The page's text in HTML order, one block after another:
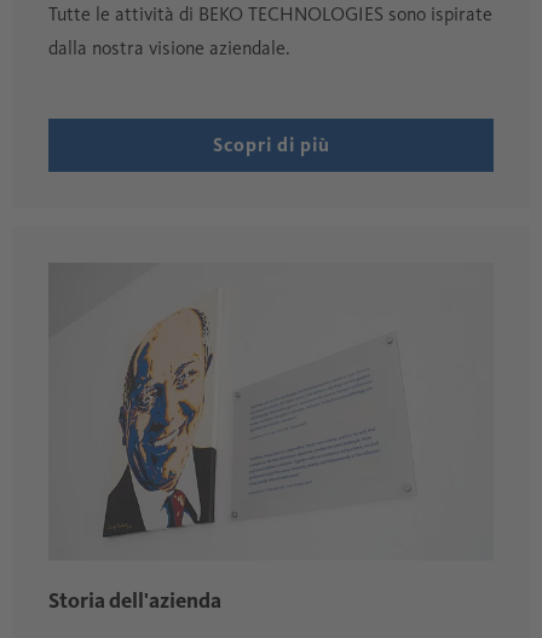
Tutte le attività di BEKO TECHNOLOGIES sono ispirate
dalla nostra visione aziendale.
Scopri di più
Storia dell'azienda